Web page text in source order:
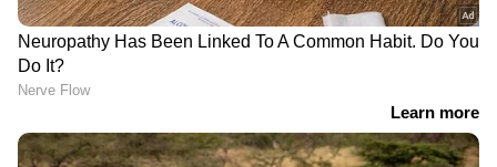
എസ്എഫ്ഐ രാത്രിയിൽ പോലും സ്വൈര്യ